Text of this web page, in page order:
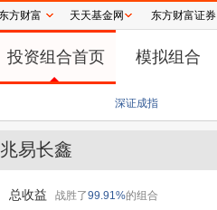
方财富 天天基金网 东方财富证券
投资组合首页 模拟组合
深证成指
！受益影子股名单来了 药捷安康首款创
兆易长鑫
总收益 战胜了99.91%的组合